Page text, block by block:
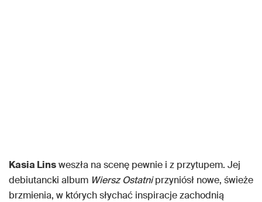
Kasia Linsweszła na scenę pewnie i z przytupem. Jej
debiutancki album Wiersz Ostatniprzyniósł nowe, świeże
brzmienia, w których słychać inspiracje zachodnią